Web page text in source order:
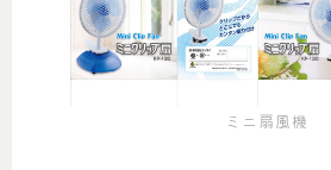
ミニ扇風機